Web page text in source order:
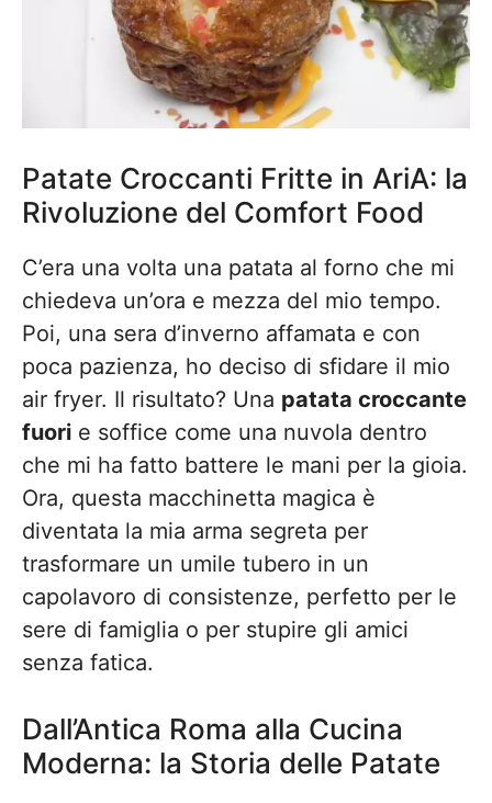
Patate Croccanti Fritte in AriA: la
Rivoluzione del Comfort Food
C’era una volta una patata al forno che mi
chiedeva un’ora e mezza del mio tempo.
Poi, una sera d’inverno affamata e con
poca pazienza, ho deciso di sfidare il mio
air fryer. Il risultato? Una patata croccante
fuori e soffice come una nuvola dentro
che mi ha fatto battere le mani per la gioia.
Ora, questa macchinetta magica è
diventata la mia arma segreta per
trasformare un umile tubero in un
capolavoro di consistenze, perfetto per le
sere di famiglia o per stupire gli amici
senza fatica.
Dall’Antica Roma alla Cucina
Moderna: la Storia delle Patate